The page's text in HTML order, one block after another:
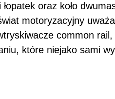
oraz koło
motoryzacyjny
common
które niejako sami